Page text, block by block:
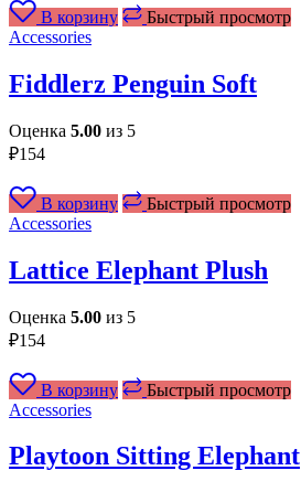
В корзину
Быстрый просмотр
Accessories
Fiddlerz Penguin Soft
Оценка 5.00 из 5
₽154
В корзину
Быстрый просмотр
Accessories
Lattice Elephant Plush
Оценка 5.00 из 5
₽154
В корзину
Быстрый просмотр
Accessories
Playtoon Sitting Elephant